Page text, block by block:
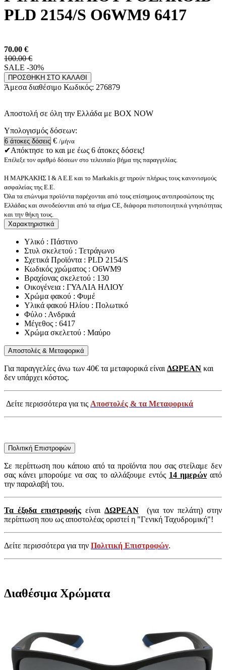
PLD 2154/S O6WM9 6417
70.00 €
100.00 €
SALE -30%
ΠΡΟΣΘΗΚΗ ΣΤΟ ΚΑΛΑΘΙ
Άμεσα διαθέσιμο Κωδικός: 276879
Αποστολή σε όλη την Ελλάδα με BOX NOW
Υπολογισμός δόσεων:
€ /μήνα
✔Απόκτησε το και με έως 6 άτοκες δόσεις!
Επέλεξε τον αριθμό δόσεων στο τελευταίο βήμα της παραγγελίας.
Η ΜΑΡΚΑΚΗΣ Ι & Α Ε.Ε και το Markakis.gr τηρούν πλήρως τους κανονισμούς
ασφαλείας της Ε.Ε.
Όλα τα επώνυμα προϊόντα παρέχονται από τους επίσημους αντιπροσώπους της
Ελλάδας και συνοδεύονται από τα σήμα CE, διάφορα πιστοποιητικά γνησιότητας
και την θήκη τους.
Χαρακτηριστικά
Υλικό : Πάστινο
Στυλ σκελετού : Τετράγωνο
Σχετικά Προϊόντα : PLD 2154/S
Κωδικός χρώματος : O6WM9
Βραχίονας σκελετού : 130
Οικογένεια : ΓΥΑΛΙΑ ΗΛΙΟΥ
Χρώμα φακού : Φυμέ
Υλικά φακού Ηλίου : Πολωτικό
Φύλο : Ανδρικά
Μέγεθος : 6417
Χρώμα σκελετού : Μαύρο
Αποστολές & Μεταφορικά
Για παραγγελίες άνω των 40€ τα μεταφορικά είναιΔΩΡΕΑΝ και
δεν υπάρχει κόστος.
Δείτε περισσότερα για τις Αποστολές & τα Μεταφορικά
Πολιτική Επιστροφών
Σε περίπτωση που κάποιο από τα προϊόντα που σας στείλαμε δεν
σας κάνει μπορούμε να σας το αλλάξουμε εντός 14 ημερώναπό
την παραλαβή του.
Τα έξοδα επιστροφής είναι ΔΩΡΕΑΝ (για τον πελάτη) στην
περίπτωση που ως αποστολέας οριστεί η "Γενική Ταχυδρομική"!
Δείτε περισσότερα για την Πολιτική Επιστροφών.
Διαθέσιμα Χρώματα